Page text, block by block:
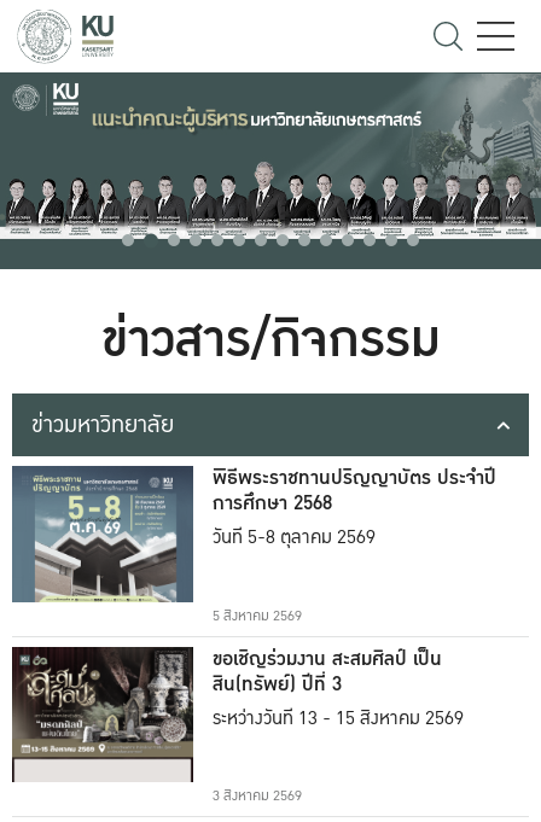
ข่าวสาร/กิจกรรม
ข่าวมหาวิทยาลัย
พิธีพระราชทานปริญญาบัตร ประจำปี
การศึกษา 2568
วันที่ 5-8 ตุลาคม 2569
5 สิงหาคม 2569
ขอเชิญร่วมงาน สะสมศิลป์ เป็น
สิน(ทรัพย์) ปีที่ 3
ระหว่างวันที่ 13 - 15 สิงหาคม 2569
3 สิงหาคม 2569